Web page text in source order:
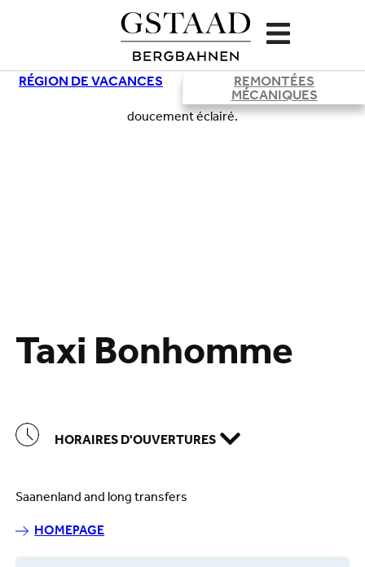
RÉGION DE VACANCES
REMONTÉES
MÉCANIQUES
Chargement
Taxi Bonhomme
HORAIRES D'OUVERTURES
Saanenland and long transfers
HOMEPAGE